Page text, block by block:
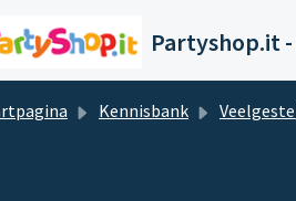
Partyshop.it
Kennisbank Veelgestelde vragen en